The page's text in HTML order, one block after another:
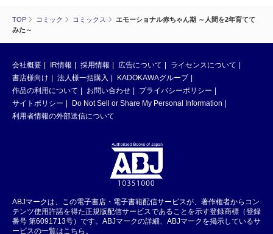
TOP コミック コミックス
エモーショナル赤ちゃん期 ～人間を2年育てて
みた～
会社概要 IR情報 採用情報 広告について
ライセンスについて
書店様向け
法人様一括購入
KADOKAWAグループ
作品の利用について
お問い合わせ
プライバシーポリシー
サイトポリシー
Do Not Sell or Share My Personal Information
利用者情報の外部送信について
ABJマークは、この電子書店・電子書籍配信サービスが、著作権者からコン
テンツ使用許諾を得た正規版配信サービスであることを示す登録商標（登録
番号 第6091713号）です。ABJマークの詳細、ABJマークを掲示しているサ
ービスの一覧はこちら。